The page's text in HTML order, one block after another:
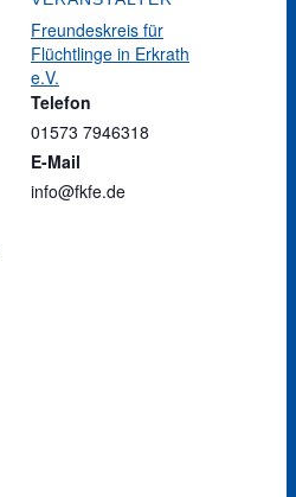
Freundeskreis für
Flüchtlinge in Erkrath
e.V.
Telefon
01573 7946318
E-Mail
info@fkfe.de